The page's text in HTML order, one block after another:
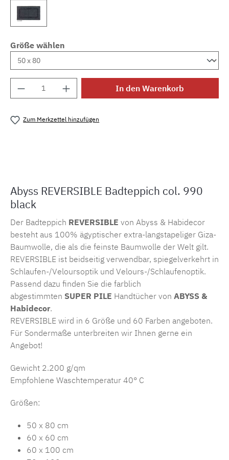
Größe wählen
Produkt Anzahl: Gib den gewünschten
In den Warenkorb
Zum Merkzettel hinzufügen
Abyss REVERSIBLE Badteppich col. 990
black
Der Badteppich REVERSIBLE von Abyss & Habidecor
besteht aus 100% ägyptischer extra-langstapeliger Giza-
Baumwolle, die als die feinste Baumwolle der Welt gilt.
REVERSIBLE ist beidseitig verwendbar, spiegelverkehrt in
Schlaufen-/Veloursoptik und Velours-/Schlaufenoptik.
Passend dazu finden Sie die farblich
abgestimmten SUPER PILE Handtücher von ABYSS &
Habidecor.
REVERSIBLE wird in 6 Größe und 60 Farben angeboten.
Für Sondermaße unterbreiten wir Ihnen gerne ein
Angebot!
Gewicht 2.200 g/qm
Empfohlene Waschtemperatur 40° C
Größen:
50 x 80 cm
60 x 60 cm
60 x 100 cm